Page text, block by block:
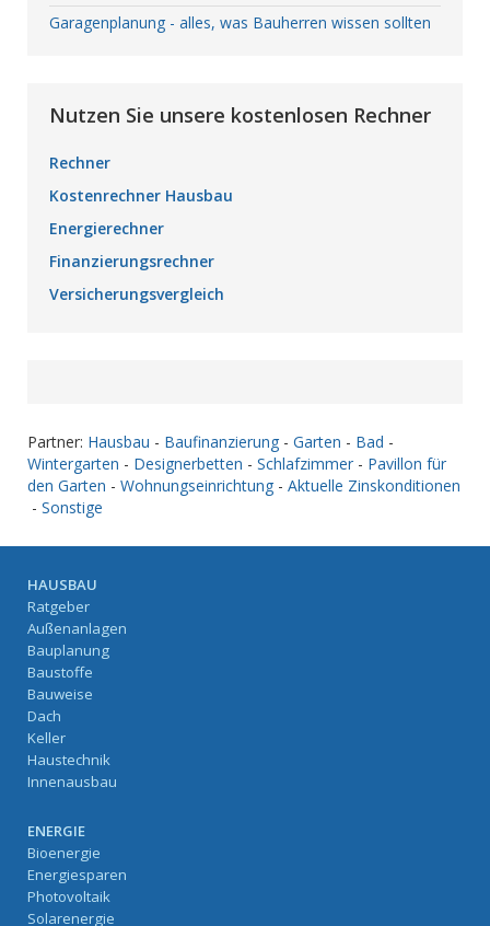
Garagenplanung - alles, was Bauherren wissen sollten
Nutzen Sie unsere kostenlosen Rechner
Rechner
Kostenrechner Hausbau
Energierechner
Finanzierungsrechner
Versicherungsvergleich
Partner: Hausbau - Baufinanzierung - Garten - Bad -
Wintergarten - Designerbetten - Schlafzimmer - Pavillon für
den Garten - Wohnungseinrichtung - Aktuelle Zinskonditionen
- Sonstige
HAUSBAU
Ratgeber
Außenanlagen
Bauplanung
Baustoffe
Bauweise
Dach
Keller
Haustechnik
Innenausbau
ENERGIE
Bioenergie
Energiesparen
Photovoltaik
Solarenergie